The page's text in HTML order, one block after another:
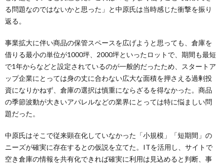
る問題なのではないかと思った」と中原氏は当時感じた衝撃を振り
返る。
事業拡大に伴い商品の保管スペースを広げようと思っても、倉庫を
借りる最小の単位が1000坪、2000坪といったロットで、期間も最短
で1年からなどと設定されているのが一般的だったため、スタートア
ップ企業にとっては身の丈に合わない広大な面積を押さえる過剰投
資になりかねず、倉庫の選択は慎重にならざるを得なかった。商品
の季節波動が大きいアパレルなどの業界にとっては特に悩ましい問
題だった。
中原氏はそこで従来顕在化していなかった「小規模」「短期間」の
ニーズが確実に存在するとの仮説を立てた。ITを活用し、サイトで
空き倉庫の情報を共有化できれば確実に利用は見込めると判断、事